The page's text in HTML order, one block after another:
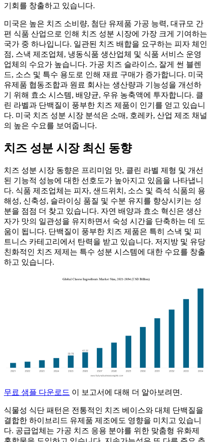
기회를 창출하고 있습니다.
미국은 높은 치즈 소비량, 첨단 유제품 가공 능력, 대규모 간
편 식품 산업으로 인해 치즈 성분 시장에 가장 크게 기여하는
국가 중 하나입니다. 일관된 치즈 배합을 요구하는 피자 체인
점, 스낵 제조업체, 냉동식품 생산업체 및 식품 서비스 운영
업체의 수요가 높습니다. 가공 치즈 슬라이스, 잘게 썬 블렌
드, 소스 및 특수 용도로 인해 재료 구매가 증가합니다. 미국
유제품 협동조합과 원료 회사는 생산량과 기능성을 개선하
기 위해 효소 시스템, 배양균, 우유 농축액에 투자합니다. 클
린 라벨과 단백질이 풍부한 치즈 제품이 인기를 얻고 있습니
다. 미국 치즈 성분 시장 분석은 소매, 호레카, 산업 제조 채널
의 높은 수요를 보여줍니다.
치즈 성분 시장 최신 동향
치즈 성분 시장 동향은 프리미엄 맛, 클린 라벨 제형 및 개선
된 기능적 성능에 대한 선호도가 높아지고 있음을 나타냅니
다. 식품 제조업체는 피자, 샌드위치, 소스 및 즉석 식품의 용
해성, 신축성, 슬라이싱 품질 및 수분 유지를 향상시키는 성
분을 점점 더 찾고 있습니다. 자연 배양과 효소 혁신은 생산
자가 맛의 일관성을 유지하면서 숙성 시간을 단축하는 데 도
움이 됩니다. 단백질이 풍부한 치즈 제품은 특히 스낵 및 피
트니스 카테고리에서 탄력을 받고 있습니다. 저지방 및 유당
친화적인 치즈 제제는 특수 성분 시스템에 대한 수요를 창출
하고 있습니다.
무료 샘플 다운로드 이 보고서에 대해 더 알아보려면.
식물성 식단 패턴은 전통적인 치즈 베이스와 대체 단백질을
결합한 하이브리드 유제품 제조에도 영향을 미치고 있습니
다. 공급업체는 가공 치즈 응용 분야를 위한 맞춤형 유화제